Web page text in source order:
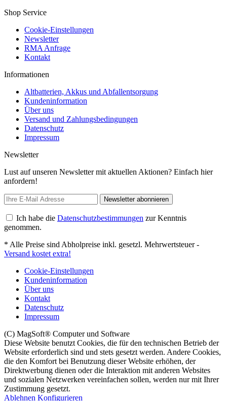
Shop Service
Cookie-Einstellungen
Newsletter
RMA Anfrage
Kontakt
Informationen
Altbatterien, Akkus und Abfallentsorgung
Kundeninformation
Über uns
Versand und Zahlungsbedingungen
Datenschutz
Impressum
Newsletter
Lust auf unseren Newsletter mit aktuellen Aktionen? Einfach hier
anfordern!
Newsletter abonnieren
Ich habe die Datenschutzbestimmungen zur Kenntnis
genommen.
* Alle Preise sind Abholpreise inkl. gesetzl. Mehrwertsteuer -
Versand kostet extra!
Cookie-Einstellungen
Kundeninformation
Über uns
Kontakt
Datenschutz
Impressum
(C) MagSoft® Computer und Software
Diese Website benutzt Cookies, die für den technischen Betrieb der
Website erforderlich sind und stets gesetzt werden. Andere Cookies,
die den Komfort bei Benutzung dieser Website erhöhen, der
Direktwerbung dienen oder die Interaktion mit anderen Websites
und sozialen Netzwerken vereinfachen sollen, werden nur mit Ihrer
Zustimmung gesetzt.
Ablehnen Konfigurieren